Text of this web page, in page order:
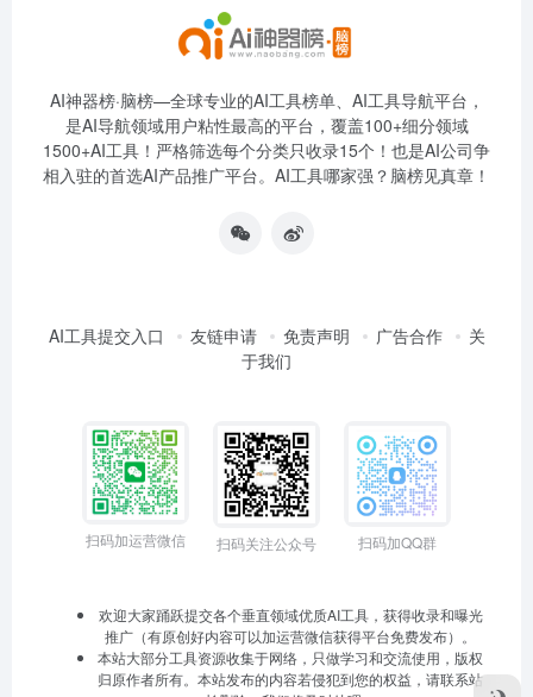
AI神器榜·脑榜—全球专业的AI工具榜单、AI工具导航平台，
是AI导航领域用户粘性最高的平台，覆盖100+细分领域
1500+AI工具！严格筛选每个分类只收录15个！也是AI公司争
相入驻的首选AI产品推广平台。AI工具哪家强？脑榜见真章！
AI工具提交入口 友链申请 免责声明 广告合作
关
于我们
扫码加运营微信 扫码关注公众号 扫码加QQ群
欢迎大家踊跃提交各个垂直领域优质AI工具，获得收录和曝光
推广（有原创好内容可以加运营微信获得平台免费发布）。
本站大部分工具资源收集于网络，只做学习和交流使用，版权
归原作者所有。本站发布的内容若侵犯到您的权益，请联系站